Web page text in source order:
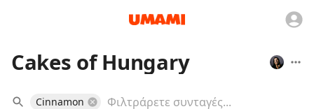
Cakes of Hungary
Cinnamon